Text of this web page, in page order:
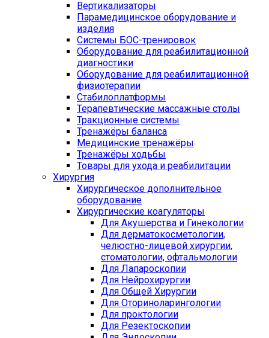
Вертикализаторы
Парамедицинское оборудование и
изделия
Системы БОС-тренировок
Оборудование для реабилитационной
диагностики
Оборудование для реабилитационной
физиотерапии
Стабилоплатформы
Терапевтические массажные столы
Тракционные системы
Тренажёры баланса
Медицинские тренажёры
Тренажёры ходьбы
Товары для ухода и реабилитации
Хирургия
Хирургическое дополнительное
оборудование
Хирургические коагуляторы
Для Акушерства и Гинекологии
Для дерматокосметологии,
челюстно-лицевой хирургии,
стоматологии, офтальмологии
Для Лапароскопии
Для Нейрохирургии
Для Общей Хирургии
Для Оториноларингологии
Для проктологии
Для Резектоскопии